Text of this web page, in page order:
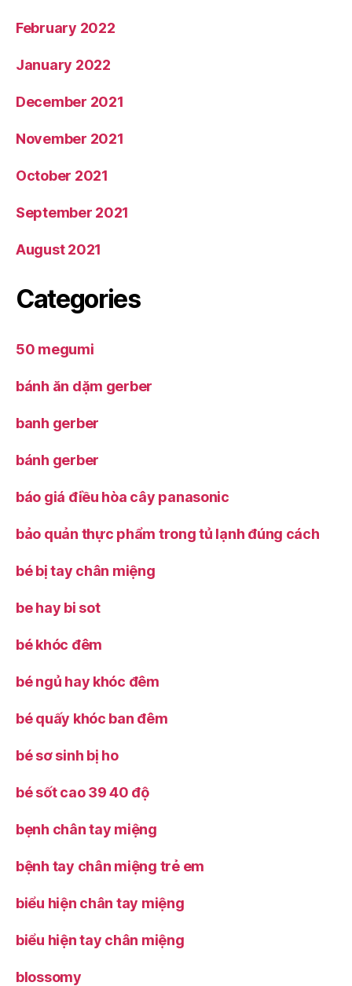
February 2022
January 2022
December 2021
November 2021
October 2021
September 2021
August 2021
Categories
50 megumi
bánh ăn dặm gerber
banh gerber
bánh gerber
báo giá điều hòa cây panasonic
bảo quản thực phẩm trong tủ lạnh đúng cách
bé bị tay chân miệng
be hay bi sot
bé khóc đêm
bé ngủ hay khóc đêm
bé quấy khóc ban đêm
bé sơ sinh bị ho
bé sốt cao 39 40 độ
bẹnh chân tay miệng
bệnh tay chân miệng trẻ em
biểu hiện chân tay miệng
biểu hiện tay chân miệng
blossomy